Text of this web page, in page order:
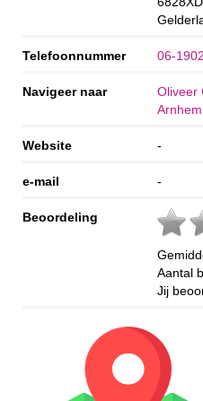
Telefoonnummer 06-
Navigeer naar
Oliveer
Arnhem
Website -
e-mail -
Beoordeling
Aantal
Jij